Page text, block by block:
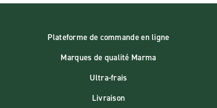
Plateforme de commande en ligne
Marques de qualité Marma
Ultra-frais
Livraison